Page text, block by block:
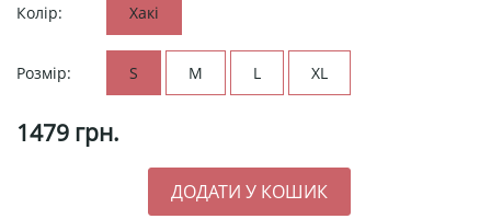
Колір: Хакі
Розмір: S M L XL
1479 грн.